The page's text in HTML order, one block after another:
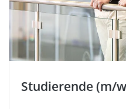
Studierende (m/